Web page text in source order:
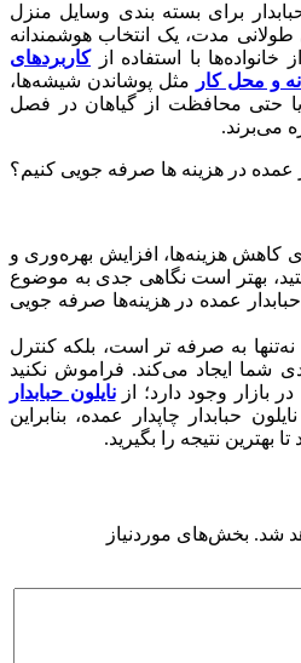
برای بسته‌ بندی وسایل منزل
مدت، یک انتخاب هوشمندانه
خانواده‌ها با استفاده ازکاربردهای
و محل کار
مثل پوشاندن شیشه‌ها،
حتی محافظت از گیاهان در فصل
می‌برند.
کاهش هزینه‌ها، افزایش بهره‌وری و
بهتر است نگاهی جدی به موضوع
حبابدار عمده در هزینه‌ها صرفه ‌جویی
به‌ صرفه‌ تر است، بلکه کنترل
شما ایجاد می‌کند. فراموش نکنید
بازار وجود دارد؛ ازنایلون حبابدار
حبابدار چاپدار عمده، بنابراین
بهترین نتیجه را بگیرید.
شد. بخش‌های موردنیاز